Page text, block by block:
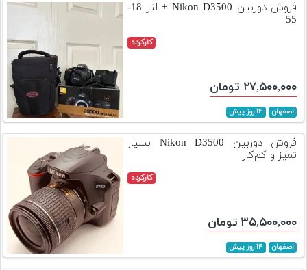
فروش دوربین Nikon D3500 + لنز 18-
55
کارکرده
۲۷,۵۰۰,۰۰۰ تومان
اصفهان ۱۴ روز پیش
فروش دوربین Nikon D3500 بسیار
تمیز و کم‌کار
کارکرده
۳۵,۵۰۰,۰۰۰ تومان
اصفهان ۱۴ روز پیش